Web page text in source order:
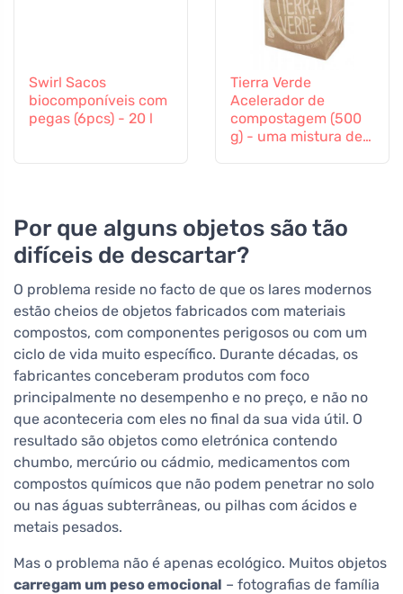
Swirl Sacos
biocomponíveis com
pegas (6pcs) - 20 l
Tierra Verde
Acelerador de
compostagem (500
g) - uma mistura de
Por que alguns objetos são tão
difíceis de descartar?
O problema reside no facto de que os lares modernos
estão cheios de objetos fabricados com materiais
compostos, com componentes perigosos ou com um
ciclo de vida muito específico. Durante décadas, os
fabricantes conceberam produtos com foco
principalmente no desempenho e no preço, e não no
que aconteceria com eles no final da sua vida útil. O
resultado são objetos como eletrónica contendo
chumbo, mercúrio ou cádmio, medicamentos com
compostos químicos que não podem penetrar no solo
ou nas águas subterrâneas, ou pilhas com ácidos e
metais pesados.
Mas o problema não é apenas ecológico. Muitos objetos
carregam um peso emocional – fotografias de família